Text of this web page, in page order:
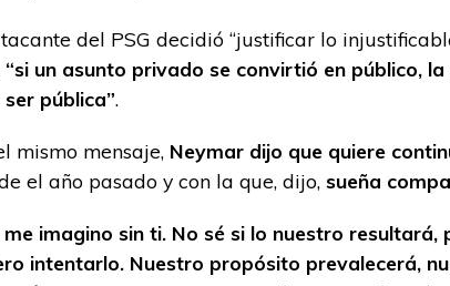
del PSG decidió “justificar lo
“si un asunto privado se convirtió en público,
ser pública”.
mismo mensaje, Neymar dijo que quiere
el año pasado y con la que, dijo, sueña
me imagino sin ti. No sé si lo nuestro
intentarlo. Nuestro propósito prevalecerá,